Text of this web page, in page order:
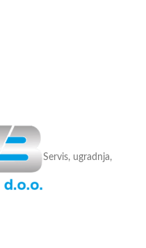
Servis, ugradnja,